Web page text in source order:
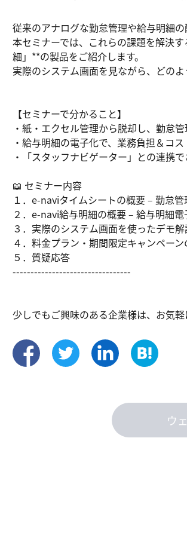
従来のアナログな勤怠管理や給与明細
本セミナーでは、これらの課題を解決
細」**の製品をご紹介します。
実際のシステム画面を見ながら、どの
【セミナーで分かること】
・紙・エクセル管理から脱却し、勤怠
・給与明細の電子化で、業務負担＆コ
・「スタッフナビゲーター」との連携
📖 セミナー内容
１．e-naviタイムシートの概要 – 勤怠
２．e-navi給与明細の概要 – 給与明細
３．実際のシステム画面を使ったデモ
４．料金プラン・期間限定キャンペー
５．質疑応答
---------------------------------
少しでもご興味のある企業様は、お気
ウ